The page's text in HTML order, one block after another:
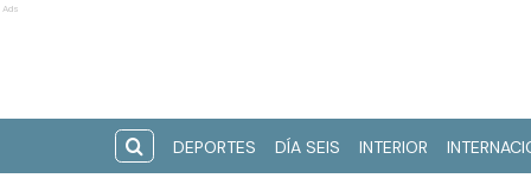
Ads
DEPORTES DÍA SEIS INTERIOR